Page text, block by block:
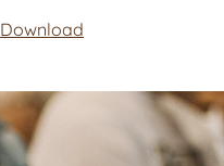
Download